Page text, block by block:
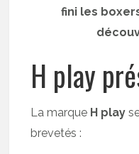
fini les
H play
La marque H play
brevetés :